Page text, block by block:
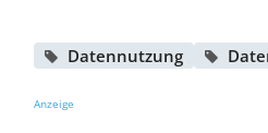
Datennutzung
Anzeige